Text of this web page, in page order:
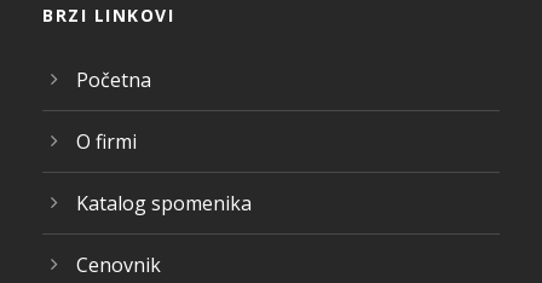
BRZI LINKOVI
Početna
O firmi
Katalog spomenika
Cenovnik